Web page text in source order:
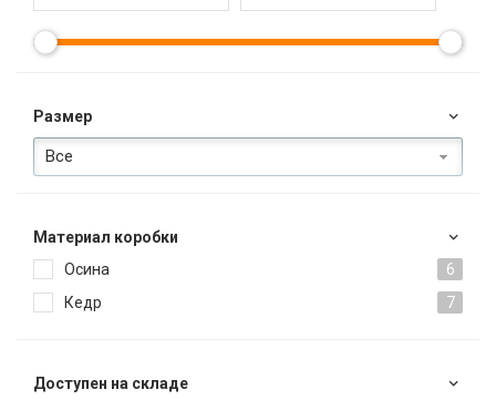
Размер
Все
Материал коробки
Осина
6
Кедр
7
Доступен на складе